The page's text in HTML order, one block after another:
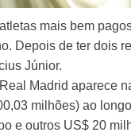
mais bem
Depois de ter dois
Júnior.
Madrid aparece
milhões) ao
e outros US$ 20